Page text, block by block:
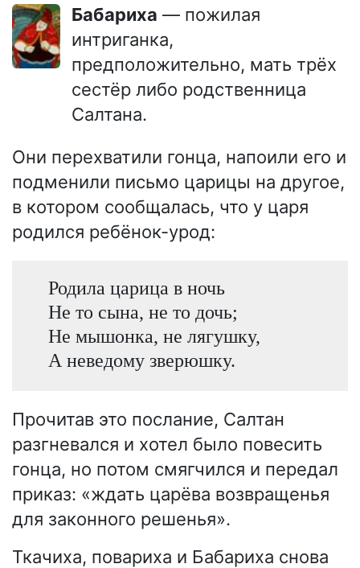
Бабариха — пожилая
интриганка,
предположительно, мать трёх
сестёр либо родственница
Салтана.
Они перехватили гонца, напоили его и
подменили письмо царицы на другое,
в котором сообщалась, что у царя
родился ребёнок-урод:
Родила царица в ночь
Не то сына, не то дочь;
Не мышонка, не лягушку,
А неведому зверюшку.
Прочитав это послание, Салтан
разгневался и хотел было повесить
гонца, но потом смягчился и передал
приказ: «ждать царёва возвращенья
для законного решенья».
Ткачиха, повариха и Бабариха снова